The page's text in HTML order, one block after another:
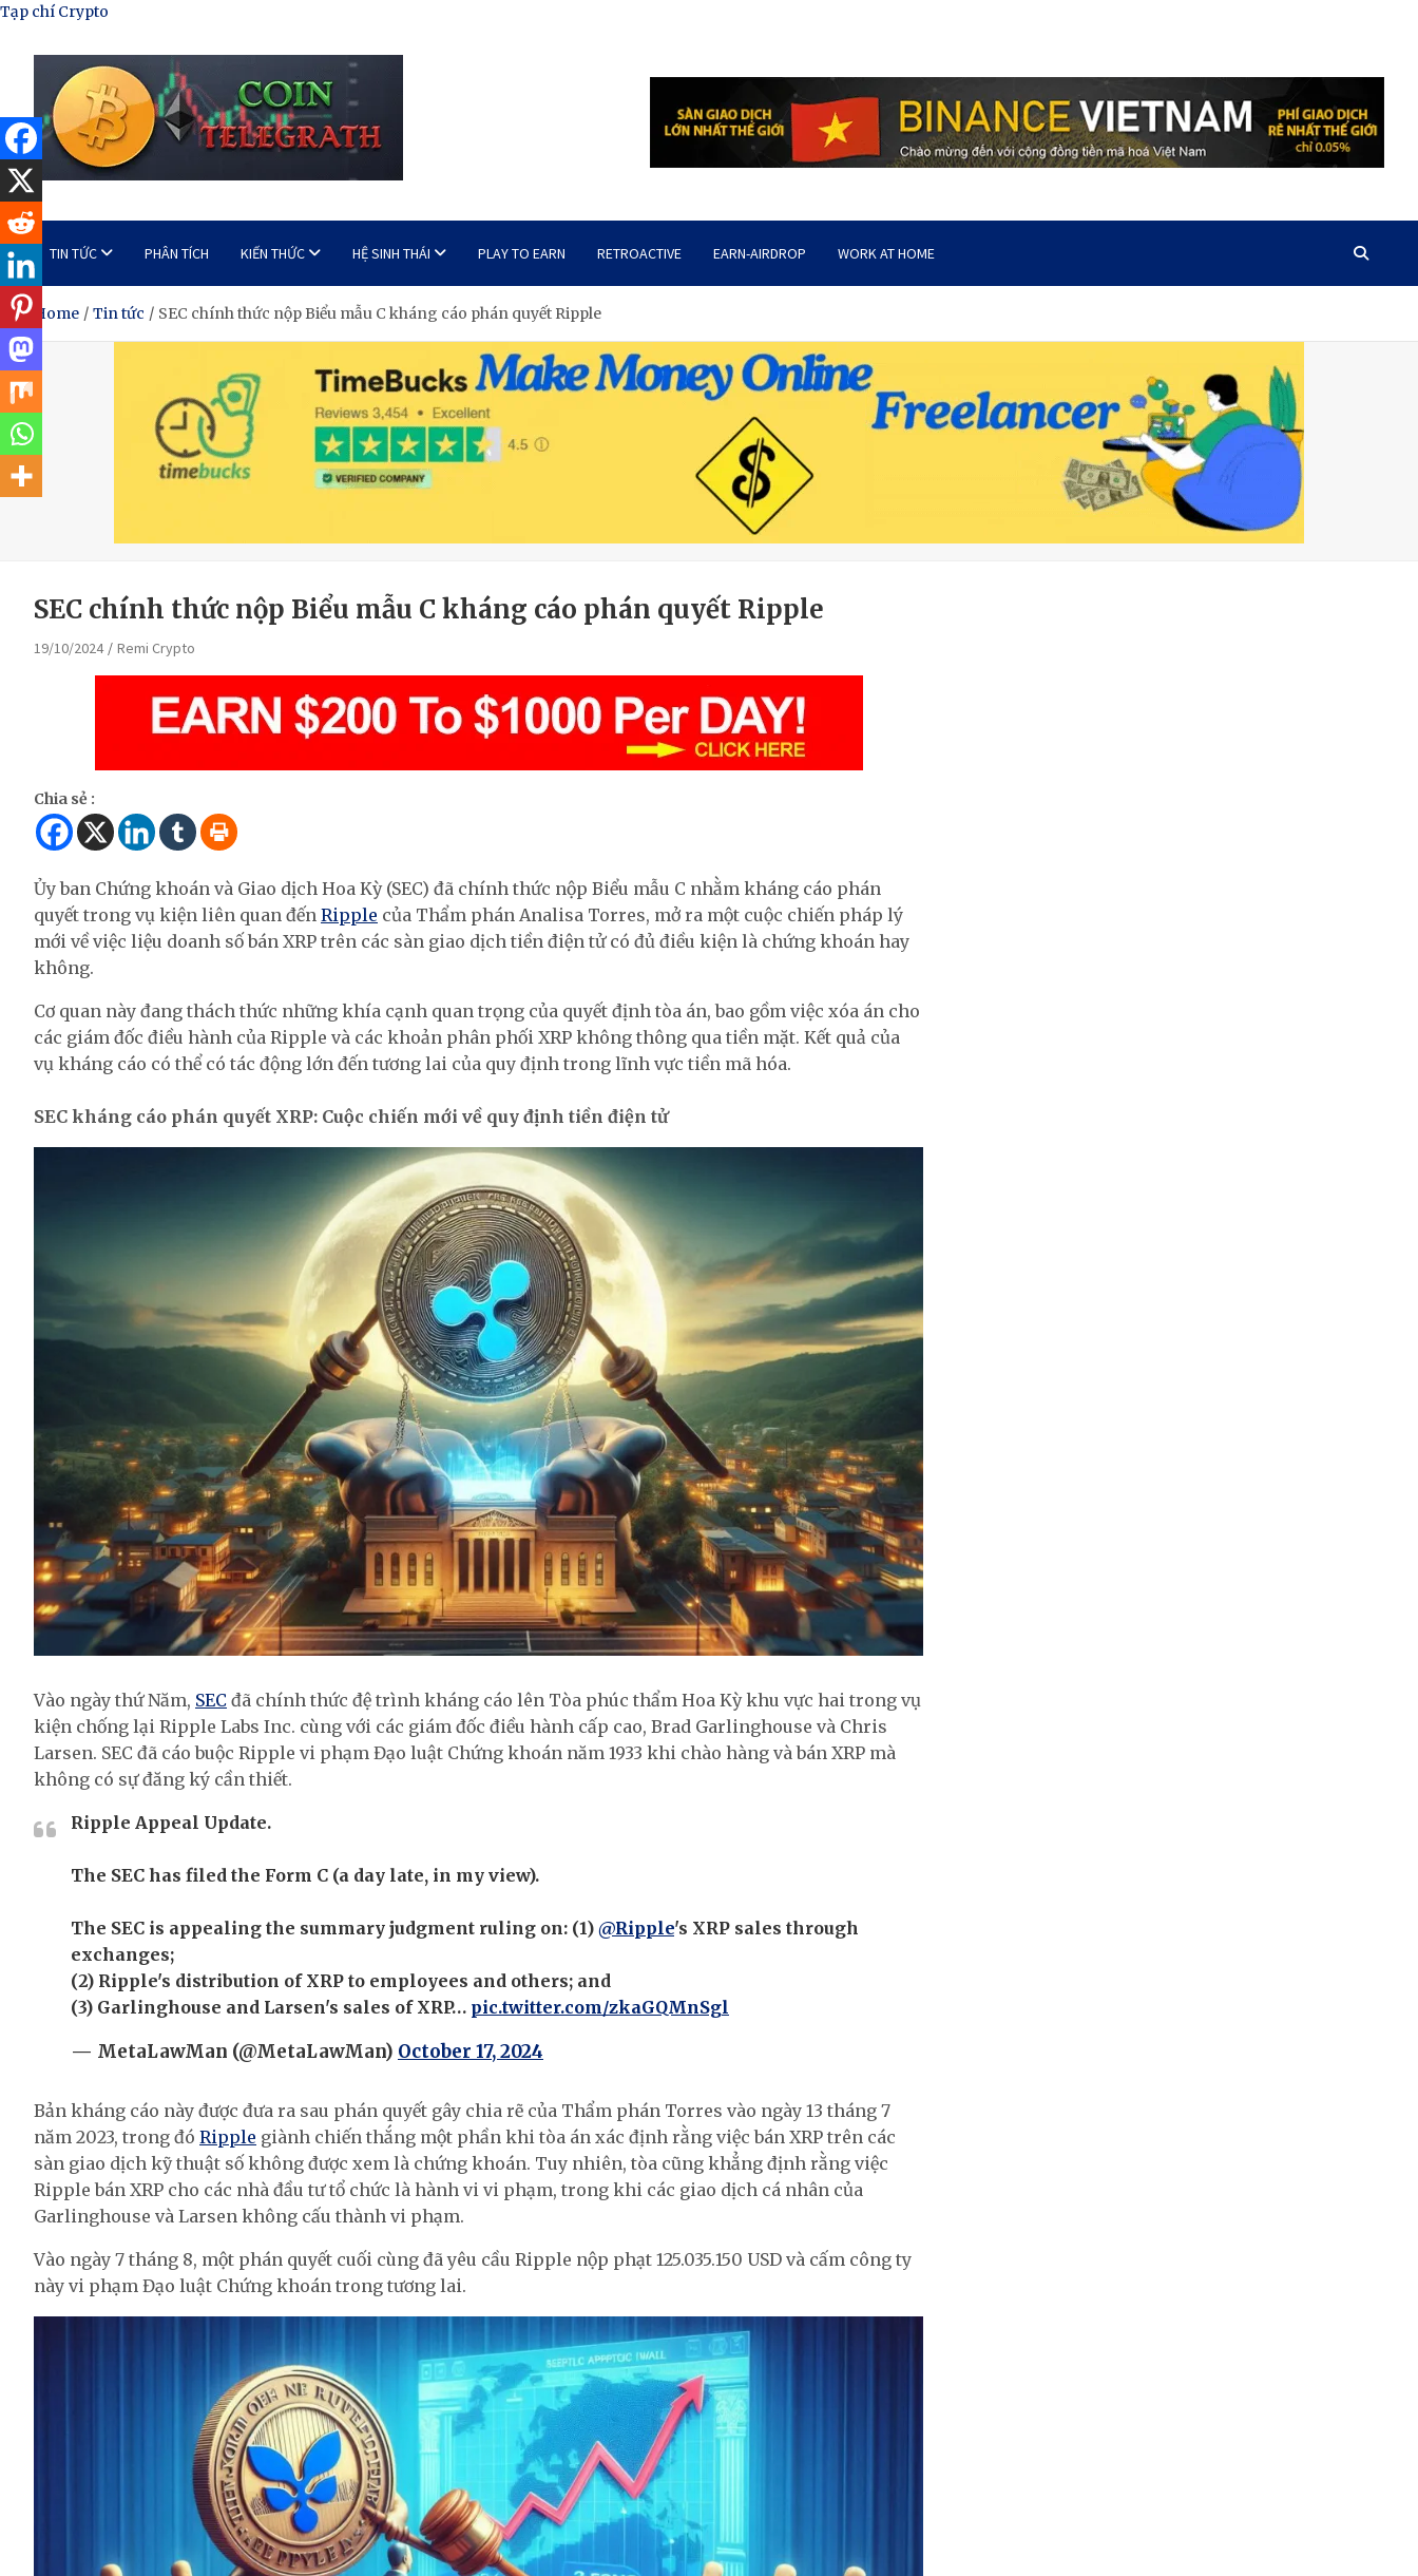
Skip
content
Tạp chí Crypto
Tạp Chí Tiền Mã Hóa
Kênh thông tin tổng hợp về tiền mã hóa
TIN TỨC PHÂN TÍCH KIẾN THỨC HỆ SINH THÁI PLAY TO EARN RETROACTIVE EARN-AIRDROP WORK AT HOME
Home Tin tức SEC chính thức nộp Biểu mẫu C kháng cáo phán quyết Ripple
SEC chính thức nộp Biểu mẫu C kháng cáo phán quyết Ripple
19/10/2024 Remi Crypto
Chia sẻ :
Ủy ban Chứng khoán và Giao dịch Hoa Kỳ (SEC) đã chính thức nộp Biểu mẫu C nhằm kháng cáo phán
quyết trong vụ kiện liên quan đến Ripple của Thẩm phán Analisa Torres, mở ra một cuộc chiến pháp lý
mới về việc liệu doanh số bán XRP trên các sàn giao dịch tiền điện tử có đủ điều kiện là chứng khoán hay
không.
Cơ quan này đang thách thức những khía cạnh quan trọng của quyết định tòa án, bao gồm việc xóa án cho
các giám đốc điều hành của Ripple và các khoản phân phối XRP không thông qua tiền mặt. Kết quả của
vụ kháng cáo có thể có tác động lớn đến tương lai của quy định trong lĩnh vực tiền mã hóa.
SEC kháng cáo phán quyết XRP: Cuộc chiến mới về quy định tiền điện tử
Vào ngày thứ Năm, SEC đã chính thức đệ trình kháng cáo lên Tòa phúc thẩm Hoa Kỳ khu vực hai trong vụ
kiện chống lại Ripple Labs Inc. cùng với các giám đốc điều hành cấp cao, Brad Garlinghouse và Chris
Larsen. SEC đã cáo buộc Ripple vi phạm Đạo luật Chứng khoán năm 1933 khi chào hàng và bán XRP mà
không có sự đăng ký cần thiết.
Ripple Appeal Update.
The SEC has filed the Form C (a day late, in my view).
The SEC is appealing the summary judgment ruling on: (1) @Ripple's XRP sales through
exchanges;
(2) Ripple's distribution of XRP to employees and others; and
(3) Garlinghouse and Larsen's sales of XRP… pic.twitter.com/zkaGQMnSgl
— MetaLawMan (@MetaLawMan) October 17, 2024
Bản kháng cáo này được đưa ra sau phán quyết gây chia rẽ của Thẩm phán Torres vào ngày 13 tháng 7
năm 2023, trong đó Ripple giành chiến thắng một phần khi tòa án xác định rằng việc bán XRP trên các
sàn giao dịch kỹ thuật số không được xem là chứng khoán. Tuy nhiên, tòa cũng khẳng định rằng việc
Ripple bán XRP cho các nhà đầu tư tổ chức là hành vi vi phạm, trong khi các giao dịch cá nhân của
Garlinghouse và Larsen không cấu thành vi phạm.
Vào ngày 7 tháng 8, một phán quyết cuối cùng đã yêu cầu Ripple nộp phạt 125.035.150 USD và cấm công ty
này vi phạm Đạo luật Chứng khoán trong tương lai.